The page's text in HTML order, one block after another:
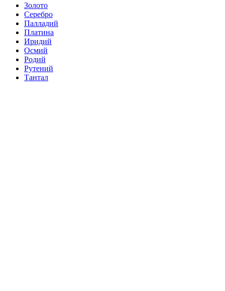
Золото
Серебро
Палладий
Платина
Иридий
Осмий
Родий
Рутений
Тантал